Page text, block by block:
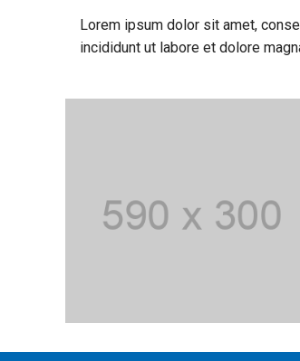
Lorem ipsum dolor sit amet,
incididunt ut labore et dolore